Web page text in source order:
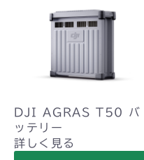
DJI AGRAS T50 バ
ッテリー
詳しく見る